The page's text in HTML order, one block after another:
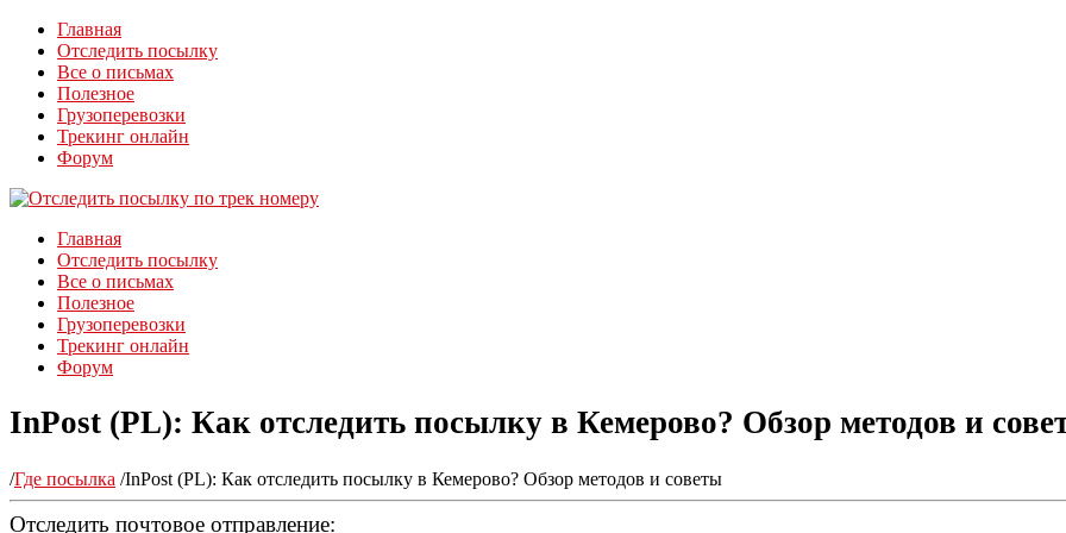
Главная
Отследить посылку
Все о письмах
Полезное
Грузоперевозки
Трекинг онлайн
Форум
Главная
Отследить посылку
Все о письмах
Полезное
Грузоперевозки
Трекинг онлайн
Форум
InPost (PL): Как отследить посылку в Кемерово? Обзор методов и
/Где посылка /InPost (PL): Как отследить посылку в Кемерово? Обзор методов и советы
Отследить почтовое отправление: